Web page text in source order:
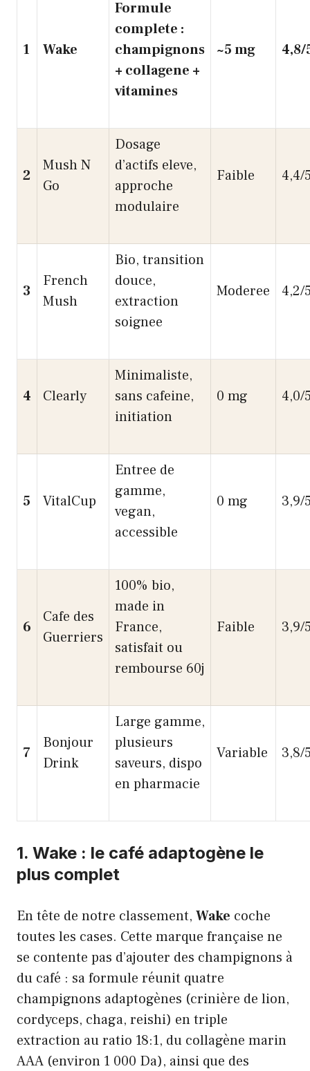
1 Wake
Formule
complete :
champignons
+ collagene +
vitamines
~5 mg 4,8/
2
Mush N
Go
Dosage
d’actifs eleve,
approche
modulaire
Faible 4,4/
3
French
Mush
Bio, transition
douce,
extraction
soignee
Moderee 4,2/
4 Clearly
Minimaliste,
sans cafeine,
initiation
0 mg 4,0/
5 VitalCup
Entree de
gamme,
vegan,
accessible
0 mg 3,9/
6
Cafe des
Guerriers
100% bio,
made in
France,
satisfait ou
rembourse 60j
Faible 3,9/
7
Bonjour
Drink
Large gamme,
plusieurs
saveurs, dispo
en pharmacie
Variable 3,8/
1. Wake : le café adaptogène le
plus complet
En tête de notre classement, Wake coche
toutes les cases. Cette marque française ne
se contente pas d’ajouter des champignons à
du café : sa formule réunit quatre
champignons adaptogènes (crinière de lion,
cordyceps, chaga, reishi) en triple
extraction au ratio 18:1, du collagène marin
AAA (environ 1 000 Da), ainsi que des